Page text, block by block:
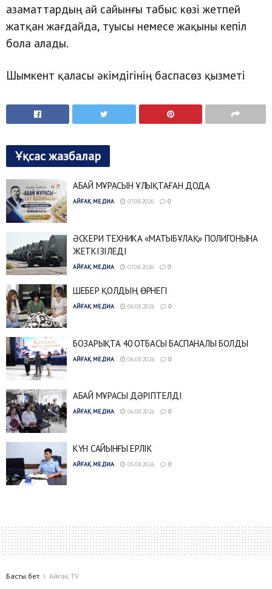
азаматтардың ай сайынғы табыс көзі жетпей
жатқан жағдайда, туысы немесе жақыны кепіл
бола алады.
Шымкент қаласы әкімдігінің баспасөз қызметі
Ұқсас жазбалар
АБАЙ МҰРАСЫН ҰЛЫҚТАҒАН ДОДА
АЙҒАҚ МЕДИА 07.08.2026 0
ӘСКЕРИ ТЕХНИКА «МАТЫБҰЛАҚ» ПОЛИГОНЫНА
ЖЕТКІЗІЛЕДІ
АЙҒАҚ МЕДИА 07.08.2026 0
ШЕБЕР ҚОЛДЫҢ ӨРНЕГІ
АЙҒАҚ МЕДИА 06.08.2026 0
БОЗАРЫҚТА 40 ОТБАСЫ БАСПАНАЛЫ БОЛДЫ
АЙҒАҚ МЕДИА 06.08.2026 0
АБАЙ МҰРАСЫ ДӘРІПТЕЛДІ
АЙҒАҚ МЕДИА 06.08.2026 0
КҮН САЙЫНҒЫ ЕРЛІК
АЙҒАҚ МЕДИА 05.08.2026 0
Басты бет Айғақ TV